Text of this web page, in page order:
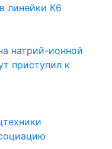
линейки К6
натрий-ионной
приступил к